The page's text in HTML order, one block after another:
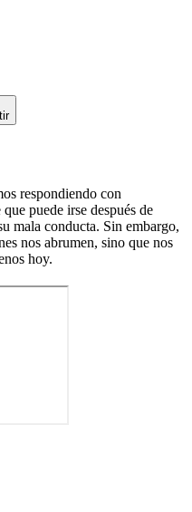
respondiendo con
puede irse después de
mala conducta. Sin embargo,
nos abrumen, sino que nos
hoy.